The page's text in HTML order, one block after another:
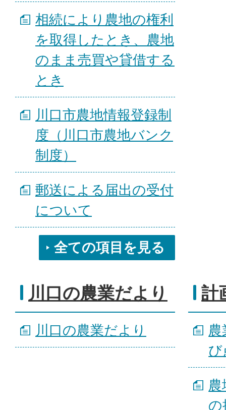
相続により農地の権利
を取得したとき、農地
のまま売買や貸借する
とき
川口市農地情報登録制
度（川口市農地バンク
制度）
郵送による届出の受付
について
全ての項目を見る
川口の農業だより
川口の農業だより
計
農
び
農
の